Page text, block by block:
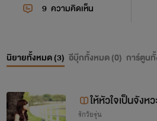
9 ความคิดเห็น
นิยายทั้งหมด (3) อีบุ๊กทั้งหมด (0) การ์ตูน
ให้หัวใจเป็นจัง
รักวัยรุ่น